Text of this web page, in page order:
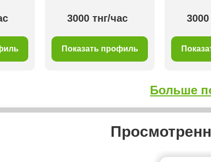
3000 тнг/час
Показать профиль
3000
Больше